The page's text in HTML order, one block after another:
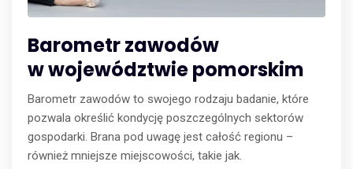
Barometr zawodów
w województwie pomorskim
Barometr zawodów to swojego rodzaju badanie, które
pozwala określić kondycję poszczególnych sektorów
gospodarki. Brana pod uwagę jest całość regionu –
również mniejsze miejscowości, takie jak.